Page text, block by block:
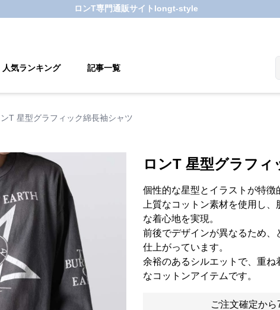
ロンT専門通販サイト longt-style
人気ランキング 記事一覧
ンT 星型グラフィック綿長袖シャツ
ロンT 星型グラフィ
個性的な星型とイラストが特徴
上質なコットン素材を使用し
な着心地を実現。
前後でデザインが異なるため
仕上がっています。
余裕のあるシルエットで、重
なコットンアイテムです。
ご注文確定か